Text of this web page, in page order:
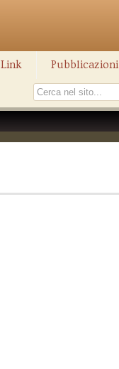
Link Pubblicazioni